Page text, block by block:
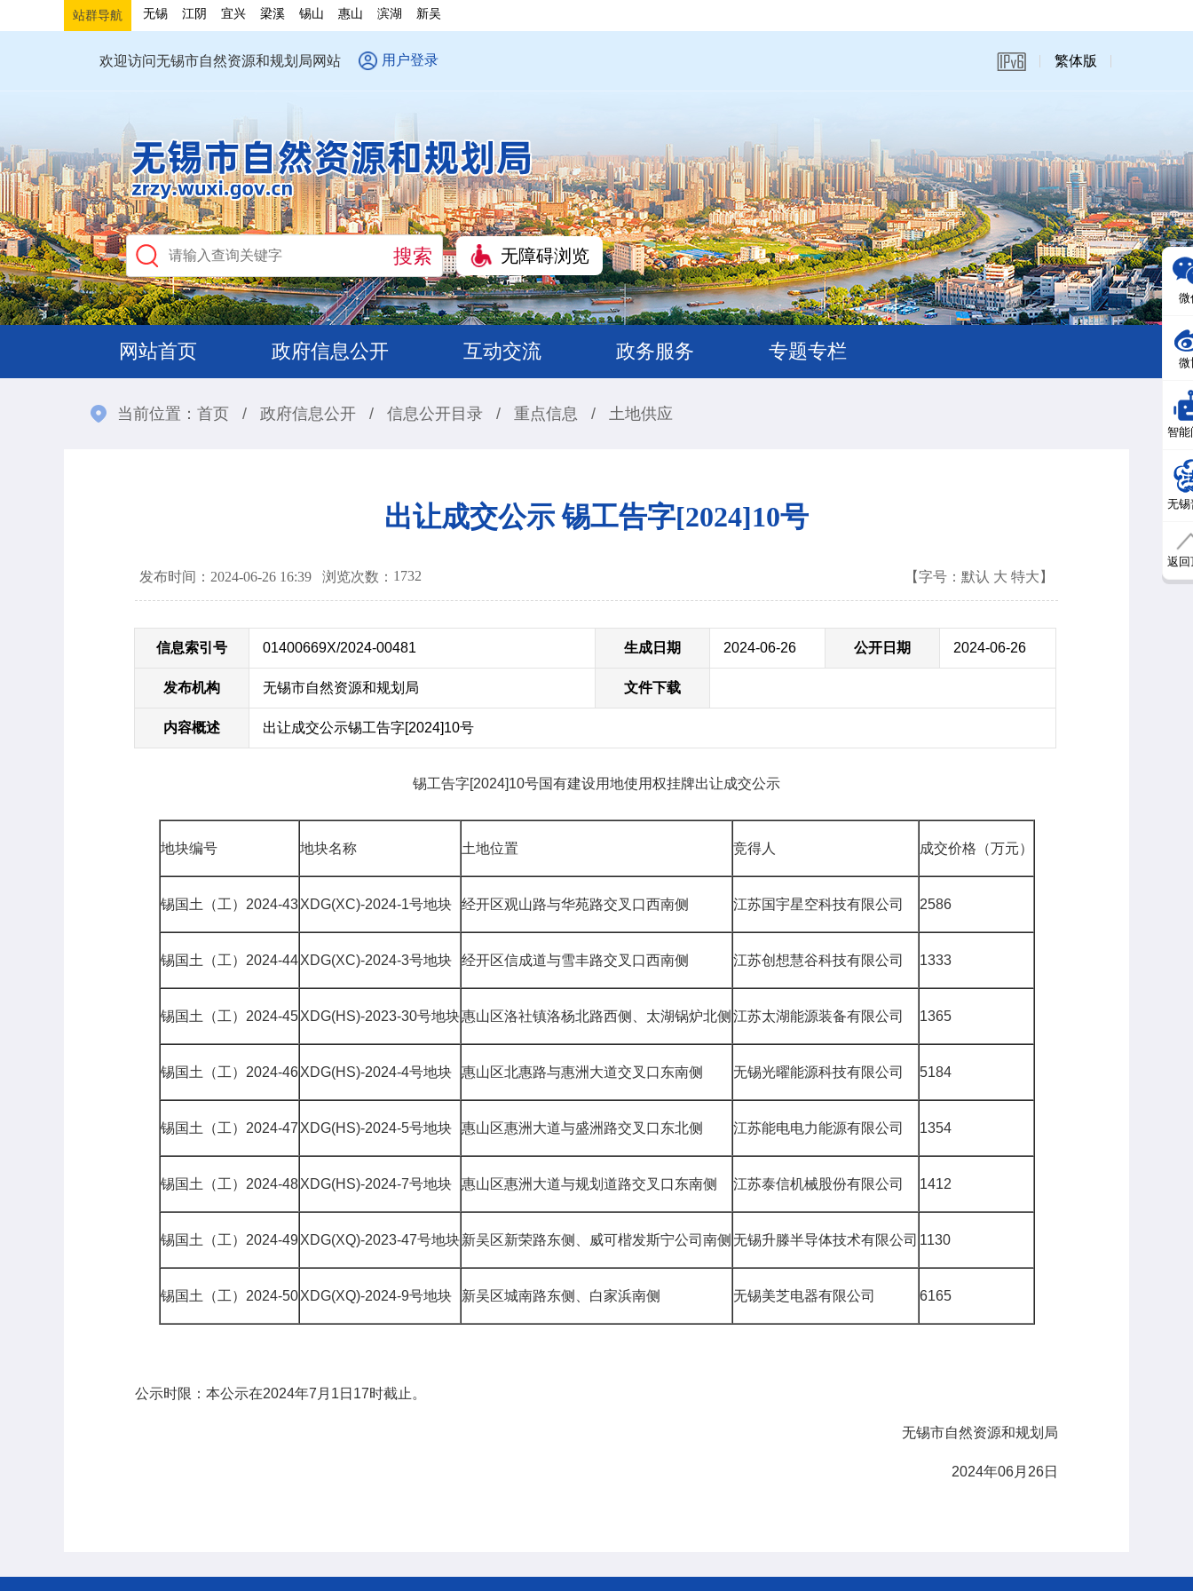
站群导航 无锡 江阴 宜兴 梁溪 锡山 惠山 滨湖 新吴
欢迎访问无锡市自然资源和规划局网站 用户登录 繁体版
无障碍浏览
网站首页 政府信息公开 互动交流 政务服务 专题专栏
当前位置： 首页 / 政府信息公开 / 信息公开目录 / 重点信息 / 土地供应
出让成交公示 锡工告字[2024]10号
发布时间：2024-06-26 16:39 浏览次数： 1732 【字号： 默认 大 特大 】
信息索引号 01400669X/2024-00481 生成日期 2024-06-26 公开日期 2024-06-26
发布机构 无锡市自然资源和规划局 文件下载
内容概述 出让成交公示锡工告字[2024]10号
锡工告字[2024]10号国有建设用地使用权挂牌出让成交公示
地块编号 地块名称 土地位置 竞得人 成交价格（万元）
锡国土（工）2024-43 XDG(XC)-2024-1号地块 经开区观山路与华苑路交叉口西南侧 江苏国宇星空科技有限公司 2586
锡国土（工）2024-44 XDG(XC)-2024-3号地块 经开区信成道与雪丰路交叉口西南侧 江苏创想慧谷科技有限公司 1333
锡国土（工）2024-45 XDG(HS)-2023-30号地块惠山区洛社镇洛杨北路西侧、太湖锅炉北侧 江苏太湖能源装备有限公司 1365
锡国土（工）2024-46 XDG(HS)-2024-4号地块 惠山区北惠路与惠洲大道交叉口东南侧 无锡光曜能源科技有限公司 5184
锡国土（工）2024-47 XDG(HS)-2024-5号地块 惠山区惠洲大道与盛洲路交叉口东北侧 江苏能电电力能源有限公司 1354
锡国土（工）2024-48 XDG(HS)-2024-7号地块 惠山区惠洲大道与规划道路交叉口东南侧 江苏泰信机械股份有限公司 1412
锡国土（工）2024-49 XDG(XQ)-2023-47号地块 新吴区新荣路东侧、威可楷发斯宁公司南侧 无锡升滕半导体技术有限公司 1130
锡国土（工）2024-50 XDG(XQ)-2024-9号地块 新吴区城南路东侧、白家浜南侧 无锡美芝电器有限公司 6165
公示时限：本公示在2024年7月1日17时截止。
无锡市自然资源和规划局
2024年06月26日
微
微
智能
无锡
返回